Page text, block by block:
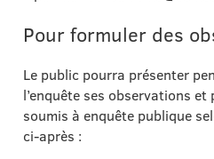
Pour formuler des
Le public pourra présenter
l’enquête ses observations
soumis à enquête publique
ci-après :